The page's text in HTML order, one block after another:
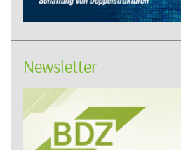
Newsletter